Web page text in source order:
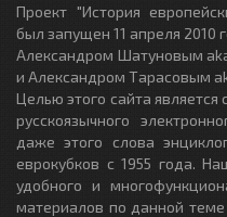
Проект "История
был запущен 11 апреля 2010
Александром Шатуновым
и Александром Тарасовым
Целью этого сайта является
русскоязычного
даже этого слова
еврокубков с 1955 года.
удобного и
материалов по данной